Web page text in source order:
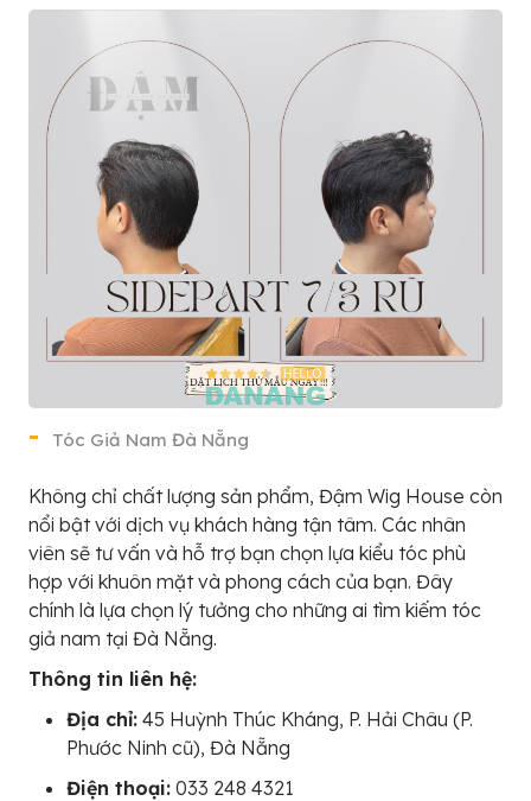
Tóc Giả Nam Đà Nẵng
Không chỉ chất lượng sản phẩm, Đậm Wig House còn
nổi bật với dịch vụ khách hàng tận tâm. Các nhân
viên sẽ tư vấn và hỗ trợ bạn chọn lựa kiểu tóc phù
hợp với khuôn mặt và phong cách của bạn. Đây
chính là lựa chọn lý tưởng cho những ai tìm kiếm tóc
giả nam tại Đà Nẵng.
Thông tin liên hệ:
Địa chỉ: 45 Huỳnh Thúc Kháng, P. Hải Châu (P.
Phước Ninh cũ), Đà Nẵng
Điện thoại: 033 248 4321